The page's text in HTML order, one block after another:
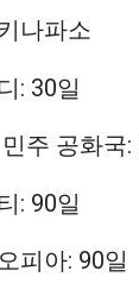
나파소
: 30일
주 공화국:
: 90일
아: 90일